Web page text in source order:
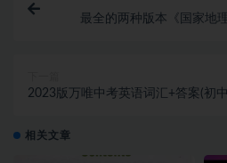
最全的两种版本《国家地
2023版万唯中考英语词汇+答案(初
相关文章